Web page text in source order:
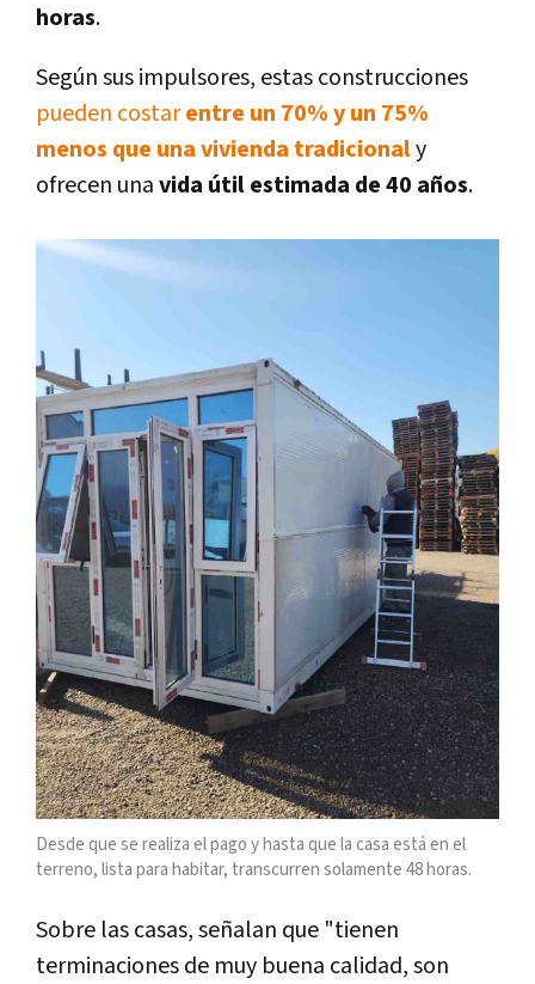
horas.
Según sus impulsores, estas construcciones
pueden costarentre un 70% y un 75%
menos que una vivienda tradicionaly
ofrecen unavida útil estimada de 40 años.
Desde que se realiza el pago y hasta que la casa está en el
terreno, lista para habitar, transcurren solamente 48 horas.
Sobre las casas, señalan que "tienen
terminaciones de muy buena calidad, son